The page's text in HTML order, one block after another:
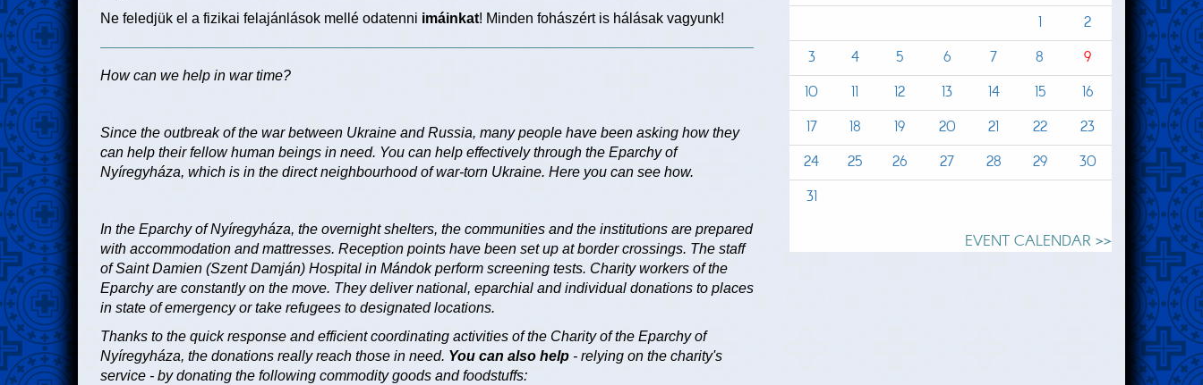
Ne feledjük el a fizikai felajánlások mellé odatenni imáinkat! Minden fohászért is hálásak vagyunk!
How can we help in war time?
Since the outbreak of the war between Ukraine and Russia, many people have been asking how they
can help their fellow human beings in need. You can help effectively through the Eparchy of
Nyíregyháza, which is in the direct neighbourhood of war-torn Ukraine. Here you can see how.
In the Eparchy of Nyíregyháza, the overnight shelters, the communities and the institutions are prepared
with accommodation and mattresses. Reception points have been set up at border crossings. The staff
of Saint Damien (Szent Damján) Hospital in Mándok perform screening tests. Charity workers of the
Eparchy are constantly on the move. They deliver national, eparchial and individual donations to places
in state of emergency or take refugees to designated locations.
Thanks to the quick response and efficient coordinating activities of the Charity of the Eparchy of
Nyíregyháza, the donations really reach those in need. You can also help - relying on the charity's
service - by donating the following commodity goods and foodstuffs:
1
2
3
4 5 6 7 8
9
10
11 12 13 14 15
16
17
18 19 20 21 22
23
24
25 26 27 28 29
30
31
EVENT CALENDAR >>